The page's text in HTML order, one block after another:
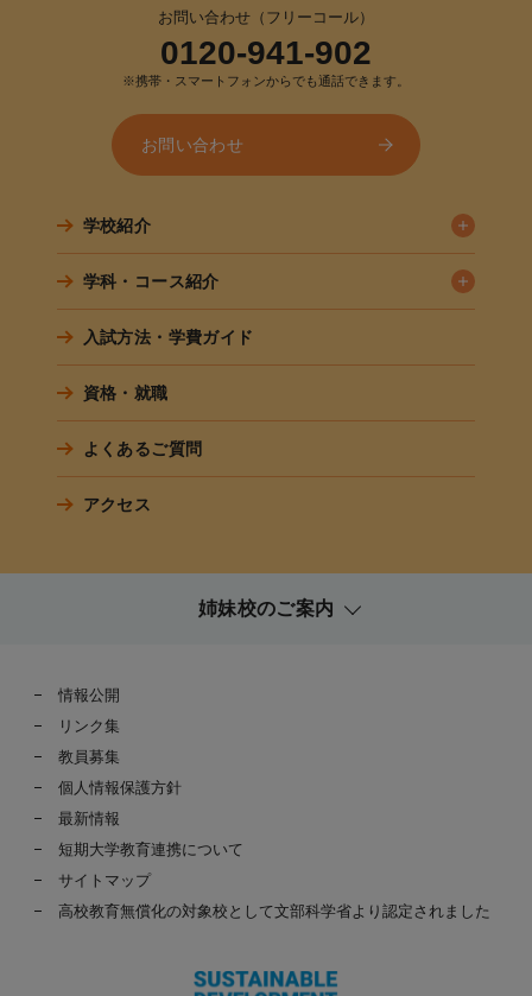
お問い合わせ（フリーコール）
0120-941-902
※携帯・スマートフォンからでも通話できます。
お問い合わせ
学校紹介
学科・コース紹介
入試方法・学費ガイド
資格・就職
よくあるご質問
アクセス
姉妹校のご案内
情報公開
リンク集
教員募集
個人情報保護方針
最新情報
短期大学教育連携について
サイトマップ
高校教育無償化の対象校として文部科学省より認定されました